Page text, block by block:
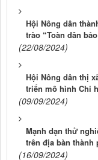
Hội Nông dân
trào “Toàn dân
(22/08/2024)
Hội Nông dân thị
triển mô hình Chi
(09/09/2024)
Mạnh dạn thử
trên địa bàn thành
(16/09/2024)